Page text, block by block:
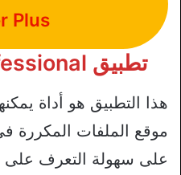
Plus
تطبيق CCleaner Professional
هذا التطبيق هو أداة
موقع الملفات المكررة
على سهولة التعرف على